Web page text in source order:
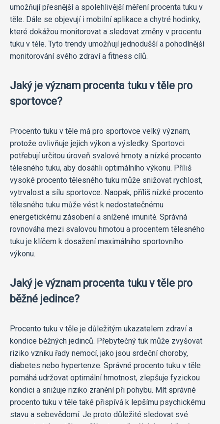
umožňují přesnější a spolehlivější měření procenta tuku v
těle. Dále se objevují i mobilní aplikace a chytré hodinky,
které dokážou monitorovat a sledovat změny v procentu
tuku v těle. Tyto trendy umožňují jednodušší a pohodlnější
monitorování svého zdraví a fitness cílů.
Jaký je význam procenta tuku v těle pro
sportovce?
Procento tuku v těle má pro sportovce velký význam,
protože ovlivňuje jejich výkon a výsledky. Sportovci
potřebují určitou úroveň svalové hmoty a nízké procento
tělesného tuku, aby dosáhli optimálního výkonu. Příliš
vysoké procento tělesného tuku může snižovat rychlost,
vytrvalost a sílu sportovce. Naopak, příliš nízké procento
tělesného tuku může vést k nedostatečnému
energetickému zásobení a snížené imunitě. Správná
rovnováha mezi svalovou hmotou a procentem tělesného
tuku je klíčem k dosažení maximálního sportovního
výkonu.
Jaký je význam procenta tuku v těle pro
běžné jedince?
Procento tuku v těle je důležitým ukazatelem zdraví a
kondice běžných jedinců. Přebytečný tuk může zvyšovat
riziko vzniku řady nemocí, jako jsou srdeční choroby,
diabetes nebo hypertenze. Správné procento tuku v těle
pomáhá udržovat optimální hmotnost, zlepšuje fyzickou
kondici a snižuje riziko zranění při pohybu. Mít správné
procento tuku v těle také přispívá k lepšímu psychickému
stavu a sebevědomí. Je proto důležité sledovat své